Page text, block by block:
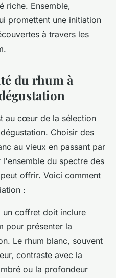
riche. Ensemble,
promettent une initiation
à travers les
du rhum à
au cœur de la sélection
Choisir des
au vieux en passant par
du spectre des
offrir. Voici comment
:
un coffret doit inclure
pour présenter la
Le rhum blanc, souvent
contraste avec la
ou la profondeur